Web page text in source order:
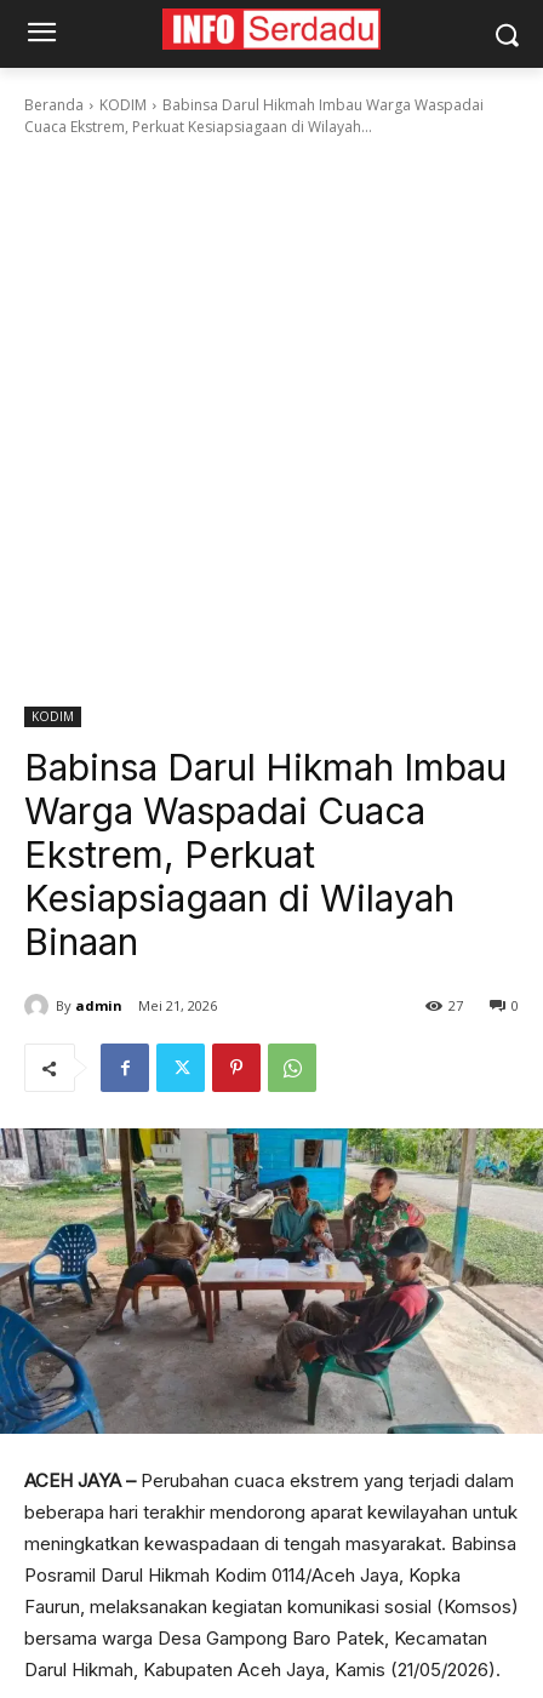
Beranda KODIM
Babinsa Darul Hikmah Imbau Warga Waspadai
Cuaca Ekstrem, Perkuat Kesiapsiagaan di Wilayah...
KODIM
Babinsa Darul Hikmah Imbau
Warga Waspadai Cuaca
Ekstrem, Perkuat
Kesiapsiagaan di Wilayah
Binaan
By admin Mei 21, 2026 0
27
ACEH JAYA – Perubahan cuaca ekstrem yang terjadi dalam
beberapa hari terakhir mendorong aparat kewilayahan untuk
meningkatkan kewaspadaan di tengah masyarakat. Babinsa
Posramil Darul Hikmah Kodim 0114/Aceh Jaya, Kopka
Faurun, melaksanakan kegiatan komunikasi sosial (Komsos)
bersama warga Desa Gampong Baro Patek, Kecamatan
Darul Hikmah, Kabupaten Aceh Jaya, Kamis (21/05/2026).